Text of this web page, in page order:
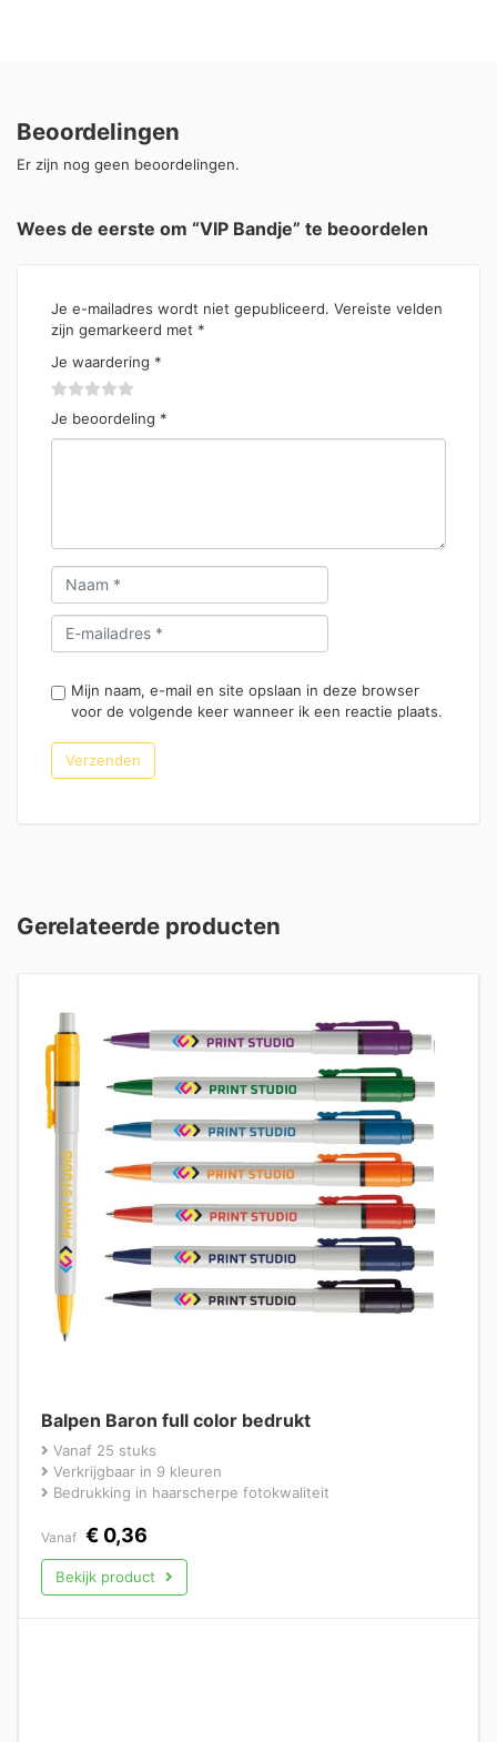
Beoordelingen
Er zijn nog geen beoordelingen.
Wees de eerste om “VIP Bandje” te beoordelen
Je e-mailadres wordt niet gepubliceerd. Vereiste velden
zijn gemarkeerd met *
Je waardering *
Je beoordeling *
Mijn naam, e-mail en site opslaan in deze browser
voor de volgende keer wanneer ik een reactie plaats.
Gerelateerde producten
Balpen Baron full color bedrukt
Vanaf 25 stuks
Verkrijgbaar in 9 kleuren
Bedrukking in haarscherpe fotokwaliteit
Vanaf € 0,36
Bekijk product